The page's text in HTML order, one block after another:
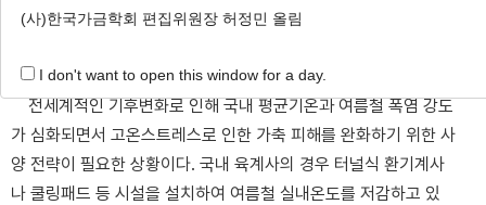
적요
전세계적인 기후변화로 인해 국내 평균기온과 여름철 폭염 강도
가 심화되면서 고온스트레스로 인한 가축 피해를 완화하기 위한 사
양 전략이 필요한 상황이다. 국내 육계사의 경우 터널식 환기계사
나 쿨링패드 등 시설을 설치하여 여름철 실내온도를 저감하고 있
(사)한국가금학회 편집위원장 허정민 올림
I don't want to open this window for a day.